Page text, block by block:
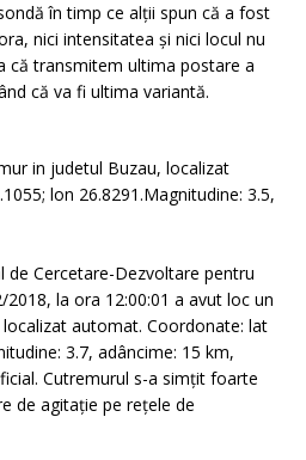
în timp ce alții spun că a fost
nici intensitatea și nici locul nu
că transmitem ultima postare a
că va fi ultima variantă.
in judetul Buzau, localizat
lon 26.8291.Magnitudine: 3.5,
Cercetare-Dezvoltare pentru
la ora 12:00:01 a avut loc un
automat. Coordonate: lat
3.7, adâncime: 15 km,
Cutremurul s-a simțit foarte
de agitație pe rețele de